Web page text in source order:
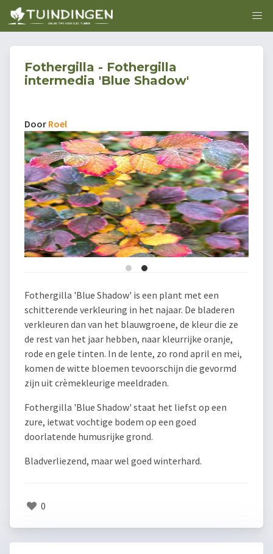
Fothergilla - Fothergilla
intermedia 'Blue Shadow'
Door Roel
Fothergilla 'Blue Shadow' is een plant met een
schitterende verkleuring in het najaar. De bladeren
verkleuren dan van het blauwgroene, de kleur die ze
de rest van het jaar hebben, naar kleurrijke oranje,
rode en gele tinten. In de lente, zo rond april en mei,
komen de witte bloemen tevoorschijn die gevormd
zijn uit crèmekleurige meeldraden.
Fothergilla 'Blue Shadow' staat het liefst op een
zure, ietwat vochtige bodem op een goed
doorlatende humusrijke grond.
Bladverliezend, maar wel goed winterhard.
0